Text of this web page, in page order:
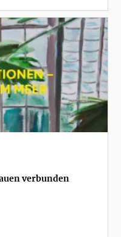
verbunden